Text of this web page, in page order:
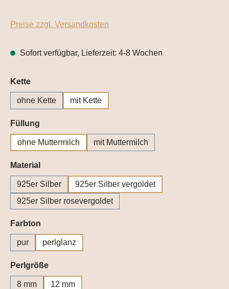
Preise zzgl. Versandkosten
Sofort verfügbar, Lieferzeit: 4-8 Wochen
Ketteauswählen
ohne Kette mit Kette
Füllung
ohne Muttermilch mit Muttermilch
Materialauswählen
925er Silber
925er Silber vergoldet
925er Silber rosevergoldet
Farbton
pur perlglanz
Perlgrößeauswählen
8 mm 12 mm